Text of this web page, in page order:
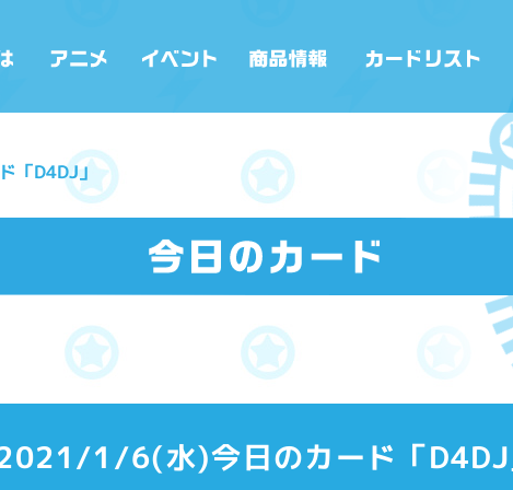
「D4DJ」
1/6(水)今日のカード「